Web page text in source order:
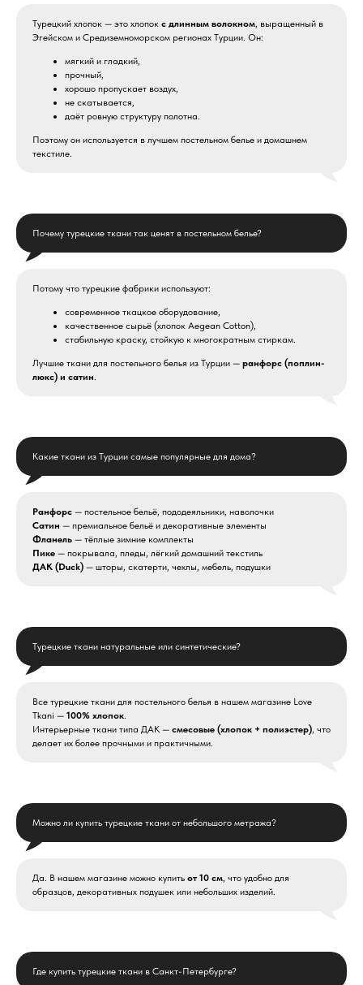
Турецкий хлопок — это хлопок с длинным волокном, выращенный в
Эгейском и Средиземноморском регионах Турции. Он:
мягкий и гладкий,
прочный,
хорошо пропускает воздух,
не скатывается,
даёт ровную структуру полотна.
Поэтому он используется в лучшем постельном белье и домашнем
текстиле.
Почему турецкие ткани так ценят в постельном белье?
Потому что турецкие фабрики используют:
современное ткацкое оборудование,
качественное сырьё (хлопок Aegean Cotton),
стабильную краску, стойкую к многократным стиркам.
Лучшие ткани для постельного белья из Турции — ранфорс (поплин-
люкс) и сатин.
Какие ткани из Турции самые популярные для дома?
Ранфорс — постельное бельё, пододеяльники, наволочки
Сатин — премиальное бельё и декоративные элементы
Фланель — тёплые зимние комплекты
Пике — покрывала, пледы, лёгкий домашний текстиль
ДАК (Duck) — шторы, скатерти, чехлы, мебель, подушки
Турецкие ткани натуральные или синтетические?
Все турецкие ткани для постельного белья в нашем магазине Love
Tkani — 100% хлопок.
Интерьерные ткани типа ДАК — смесовые (хлопок + полиэстер), что
делает их более прочными и практичными.
Можно ли купить турецкие ткани от небольшого метража?
Да. В нашем магазине можно купить от 10 см, что удобно для
образцов, декоративных подушек или небольших изделий.
Где купить турецкие ткани в Санкт-Петербурге?